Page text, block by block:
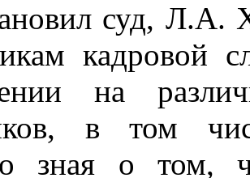
суд, Л.А.
кадровой
на
в том
зная о том,